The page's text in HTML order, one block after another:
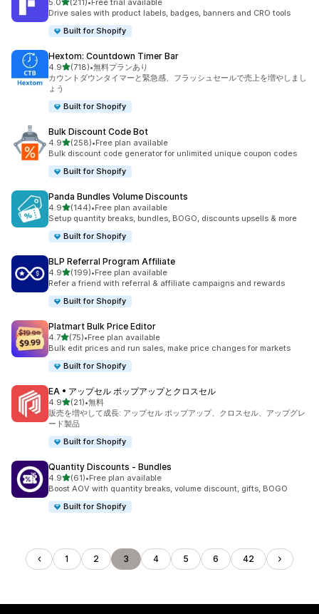
5.0 (211)
合計レビュー数：211件
• Free trial available
Drive sales with product labels, badges, banners and CRO tools
Built for Shopify
Hextom: Countdown Timer Bar
4.95つ星中
(718)
合計レビュー数：718件
•無料プランあり
カウントダウンタイマーと緊急感、フラッシュセールで売上を増やしまし
ょう
Built for Shopify
Bulk Discount Code Bot
4.95つ星中
(258)
合計レビュー数：258件
•Free plan available
Bulk discount code generator for unlimited unique coupon codes
Built for Shopify
Panda Bundles Volume Discounts
4.95つ星中
(144)
合計レビュー数：144件
•Free plan available
Setup quantity breaks, bundles, BOGO, discounts upsells & more
Built for Shopify
BLP Referral Program Affiliate
4.95つ星中
(199)
合計レビュー数：199件
•Free plan available
Refer a friend with referral & affiliate campaigns and rewards
Built for Shopify
Platmart Bulk Price Editor
4.75つ星中
(75)
合計レビュー数：75件
•Free plan available
Bulk edit prices and run sales, make price changes for markets
Built for Shopify
EA • アップセル ポップアップとクロスセル
4.95つ星中
(21)
合計レビュー数：21件
•無料
販売を増やして成長: アップセル ポップアップ、クロスセル、アップグレ
ード製品
Built for Shopify
Quantity Discounts ‑ Bundles
4.95つ星中
(61)
合計レビュー数：61件
•Free plan available
Boost AOV with quantity breaks, volume discount, gifts, BOGO
Built for Shopify
1 2 3 4 5 6 42